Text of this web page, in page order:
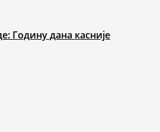
Годину дана касније